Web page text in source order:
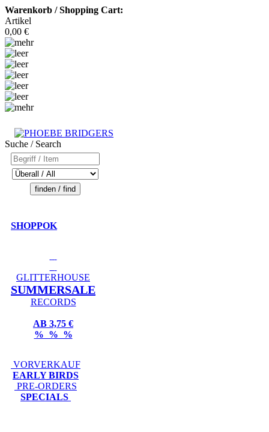
Warenkorb / Shopping Cart:
Artikel
0,00 €
Suche / Search
SHOPPOK
GLITTERHOUSE
SUMMERSALE
RECORDS
AB 3,75 €
% % %
VORVERKAUF
EARLY BIRDS
PRE-ORDERS
SPECIALS